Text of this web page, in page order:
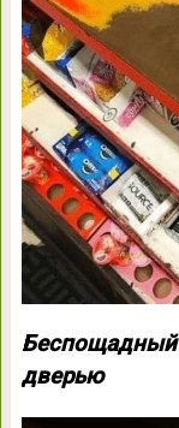
Беспощадный
дверью